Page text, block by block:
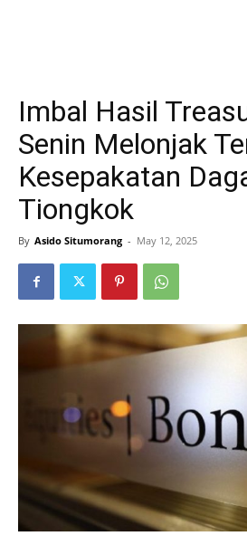
Imbal Hasil
Senin Melonjak
Kesepakatan
Tiongkok
By Asido Situmorang - May 12, 2025